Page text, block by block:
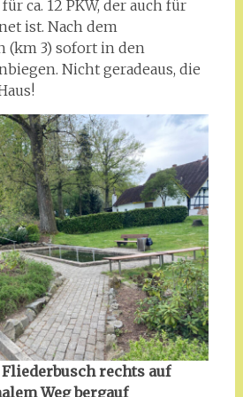
ca. 12 PKW, der auch für
ist. Nach dem
(km 3) sofort in den
Nicht geradeaus, die
rechts auf
Weg bergauf